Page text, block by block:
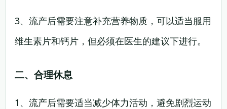
3、流产后需要注意补充营养物质，可以适当服用
维生素片和钙片，但必须在医生的建议下进行。
二、合理休息
1、流产后需要适当减少体力活动，避免剧烈运动